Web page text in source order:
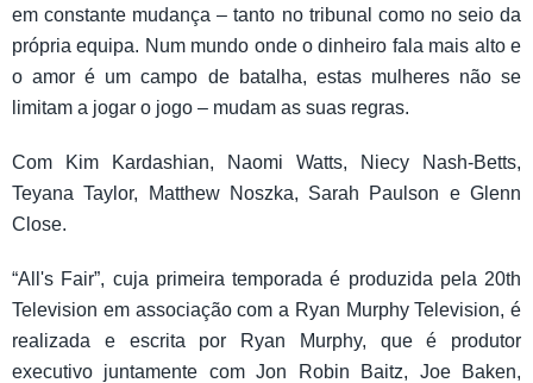
em constante mudança – tanto no tribunal como no seio da
própria equipa. Num mundo onde o dinheiro fala mais alto e
o amor é um campo de batalha, estas mulheres não se
limitam a jogar o jogo – mudam as suas regras.
Com Kim Kardashian, Naomi Watts, Niecy Nash-Betts,
Teyana Taylor, Matthew Noszka, Sarah Paulson e Glenn
Close.
“All's Fair”, cuja primeira temporada é produzida pela 20th
Television em associação com a Ryan Murphy Television, é
realizada e escrita por Ryan Murphy, que é produtor
executivo juntamente com Jon Robin Baitz, Joe Baken,